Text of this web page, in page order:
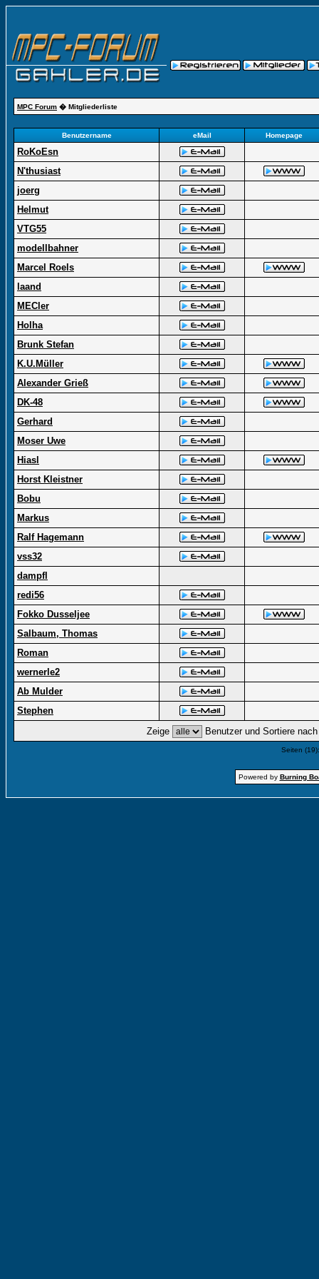
MPC Forum � Mitgliederliste
Benutzername eMail Homepage
RoKoEsn
N'thusiast
joerg
Helmut
VTG55
modellbahner
Marcel Roels
laand
MECler
Holha
Brunk Stefan
K.U.Müller
Alexander Grieß
DK-48
Gerhard
Moser Uwe
Hiasl
Horst Kleistner
Bobu
Markus
Ralf Hagemann
vss32
dampfl
redi56
Fokko Dusseljee
Salbaum, Thomas
Roman
wernerle2
Ab Mulder
Stephen
Zeige
Benutzer und Sortiere
Seiten
Powered by Burning